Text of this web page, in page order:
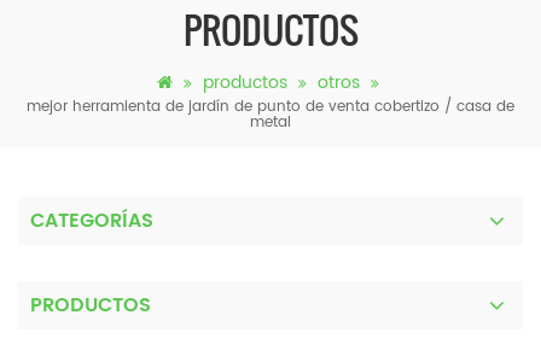
PRODUCTOS
productos otros
mejor herramienta de jardín de punto de venta cobertizo / casa de
metal
CATEGORÍAS
PRODUCTOS